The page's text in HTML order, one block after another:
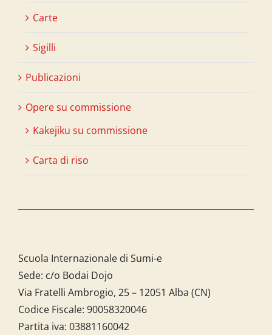
Carte
Sigilli
Publicazioni
Opere su commissione
Kakejiku su commissione
Carta di riso
Scuola Internazionale di Sumi-e
Sede: c/o Bodai Dojo
Via Fratelli Ambrogio, 25 – 12051 Alba (CN)
Codice Fiscale: 90058320046
Partita iva: 03881160042